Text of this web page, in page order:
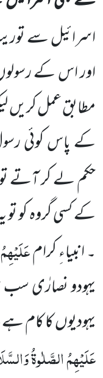
اسرائیل سے
اور اس کے
مطابق عمل کریں
کے پاس کوئی
حکم لے کر آتے
کے کسی گروہ کو تو
۔ انبیاءِ کرام
یہودو نصارٰی سب
یہودیوں کا کام
عَلَیْہِمُ الصَّلٰوۃُ